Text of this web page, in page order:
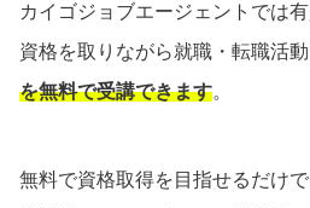
カイゴジョブエージェントでは
資格を取りながら就職・転職活
を無料で受講できます。
無料で資格取得を目指せるだけ